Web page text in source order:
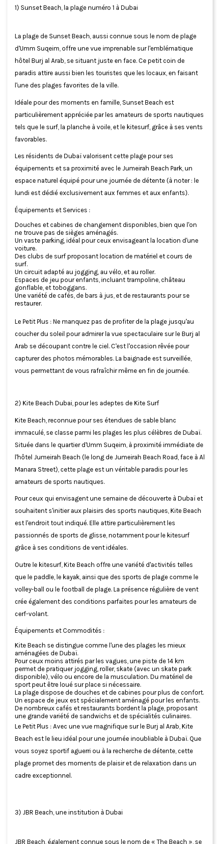
1) Sunset Beach, la plage numéro 1 à Dubai
La plage de Sunset Beach, aussi connue sous le nom de plage
d'Umm Suqeim, offre une vue imprenable sur l'emblématique
hôtel Burj al Arab, se situant juste en face. Ce petit coin de
paradis attire aussi bien les touristes que les locaux, en faisant
l'une des plages favorites de la ville.
Idéale pour des moments en famille, Sunset Beach est
particulièrement appréciée par les amateurs de sports nautiques
tels que le surf, la planche à voile, et le kitesurf, grâce à ses vents
favorables.
Les résidents de Dubaï valorisent cette plage pour ses
équipements et sa proximité avec le Jumeirah Beach Park, un
espace naturel équipé pour une journée de détente (à noter : le
lundi est dédié exclusivement aux femmes et aux enfants).
Équipements et Services :
Douches et cabines de changement disponibles, bien que l'on
ne trouve pas de sièges aménagés.
Un vaste parking, idéal pour ceux envisageant la location d'une
voiture.
Des clubs de surf proposant location de matériel et cours de
surf.
Un circuit adapté au jogging, au vélo, et au roller.
Espaces de jeu pour enfants, incluant trampoline, château
gonflable, et toboggans.
Une variété de cafés, de bars à jus, et de restaurants pour se
restaurer.
Le Petit Plus : Ne manquez pas de profiter de la plage jusqu'au
coucher du soleil pour admirer la vue spectaculaire sur le Burj al
Arab se découpant contre le ciel. C'est l'occasion rêvée pour
capturer des photos mémorables. La baignade est surveillée,
vous permettant de vous rafraîchir même en fin de journée.
2) Kite Beach Dubai, pour les adeptes de Kite Surf
Kite Beach, reconnue pour ses étendues de sable blanc
immaculé, se classe parmi les plages les plus célèbres de Dubaï.
Située dans le quartier d'Umm Suqeim, à proximité immédiate de
l'hôtel Jumeirah Beach (le long de Jumeirah Beach Road, face à Al
Manara Street), cette plage est un véritable paradis pour les
amateurs de sports nautiques.
Pour ceux qui envisagent une semaine de découverte à Dubaï et
souhaitent s'initier aux plaisirs des sports nautiques, Kite Beach
est l'endroit tout indiqué. Elle attire particulièrement les
passionnés de sports de glisse, notamment pour le kitesurf
grâce à ses conditions de vent idéales.
Outre le kitesurf, Kite Beach offre une variété d'activités telles
que le paddle, le kayak, ainsi que des sports de plage comme le
volley-ball ou le football de plage. La présence régulière de vent
crée également des conditions parfaites pour les amateurs de
cerf-volant.
Équipements et Commodités :
Kite Beach se distingue comme l'une des plages les mieux
aménagées de Dubaï.
Pour ceux moins attirés par les vagues, une piste de 14 km
permet de pratiquer jogging, roller, skate (avec un skate park
disponible), vélo ou encore de la musculation. Du matériel de
sport peut être loué sur place si nécessaire.
La plage dispose de douches et de cabines pour plus de confort.
Un espace de jeux est spécialement aménagé pour les enfants.
De nombreux cafés et restaurants bordent la plage, proposant
une grande variété de sandwichs et de spécialités culinaires.
Le Petit Plus : Avec une vue magnifique sur le Burj al Arab, Kite
Beach est le lieu idéal pour une journée inoubliable à Dubaï. Que
vous soyez sportif aguerri ou à la recherche de détente, cette
plage promet des moments de plaisir et de relaxation dans un
cadre exceptionnel.
3) JBR Beach, une institution à Dubai
JBR Beach, également connue sous le nom de « The Beach », se